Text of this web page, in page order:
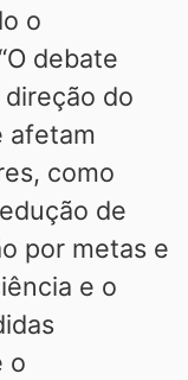
o
debate
do
afetam
como
de
por metas e
e o
o